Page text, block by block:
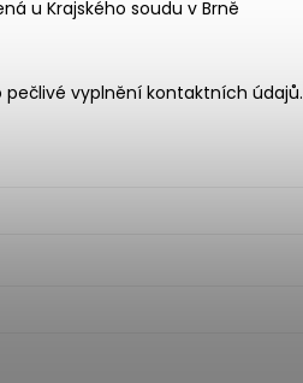
u Krajského soudu v Brně
vyplnění kontaktních údajů.